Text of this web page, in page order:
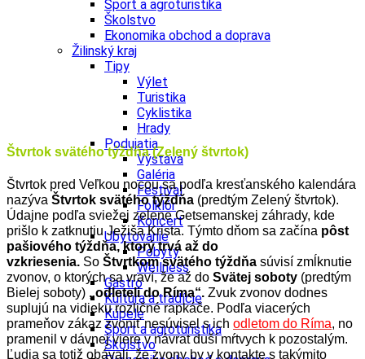
Šport a agroturistika
Školstvo
Ekonomika obchod a doprava
Žilinský kraj
Tipy
Výlet
Turistika
Cyklistika
Hrady
Podujatia
Výstava
Galéria
Festival
Folklór
Koncert
Ubytovanie
Pobyty
Wellness
Gastro
Kultúra a tradície
Kúpele
Šport a agroturistika
Školstvo
Štvrtok svätého týždňa (Zelený štvrtok)
Štvrtok pred Veľkou nocou sa podľa kresťanského kalendára
nazýva Štvrtok svätého týždňa (predtým Zelený štvrtok).
Údajne podľa sviežej zelene Getsemanskej záhrady, kde
prišlo k zatknutiu Ježiša Krista. Týmto dňom sa začína pôst
pašiového týždňa, ktorý trvá až do
vzkriesenia. So Štvrtkom svätého týždňa súvisí zmĺknutie
zvonov, o ktorých sa vraví, že až do Svätej soboty (predtým
Bielej soboty) „odleteli do Ríma“. Zvuk zvonov dodnes
suplujú na vidieku rozličné rapkáče. Podľa viacerých
prameňov zákaz zvoniť nesúvisel s ich odletom do Ríma, no
pramenil v dávnej viere v návrat duší mŕtvych k pozostalým.
Ľudia sa totiž obávali, že zvony by v kontakte s takýmito